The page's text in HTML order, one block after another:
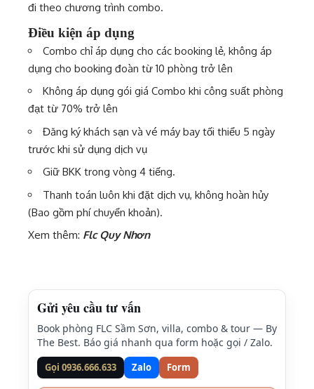
đi theo chương trình combo.
Điều kiện áp dụng
Combo chỉ áp dụng cho các booking lẻ, không áp
dụng cho booking đoàn từ 10 phòng trở lên
Không áp dụng gói giá Combo khi công suất phòng
đạt từ 70% trở lên
Đăng ký khách sạn và vé máy bay tối thiểu 5 ngày
trước khi sử dụng dịch vụ
Giữ BKK trong vòng 4 tiếng.
Thanh toán luôn khi đặt dịch vụ, không hoàn hủy
(Bao gồm phí chuyển khoản).
Xem thêm: Flc Quy Nhơn
Gửi yêu cầu tư vấn
Book phòng FLC Sầm Sơn, villa, combo & tour — By
The Best. Báo giá nhanh qua form hoặc gọi / Zalo.
Gọi 0936.666.633 Zalo Form